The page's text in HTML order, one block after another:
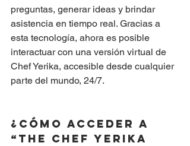
preguntas, generar ideas y brindar
asistencia en tiempo real. Gracias a
esta tecnología, ahora es posible
interactuar con una versión virtual de
Chef Yerika, accesible desde cualquier
parte del mundo, 24/7.
¿Cómo acceder a
“The Chef Yerika